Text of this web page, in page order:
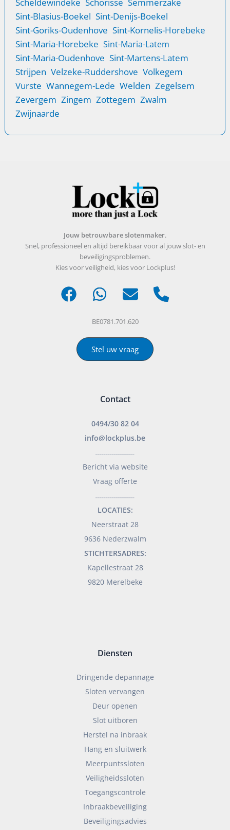
Scheldewindeke Schorisse Semmerzake
Sint-Blasius-Boekel Sint-Denijs-Boekel
Sint-Goriks-Oudenhove Sint-Kornelis-Horebeke
Sint-Maria-Horebeke Sint-Maria-Latem
Sint-Maria-Oudenhove Sint-Martens-Latem
Strijpen Velzeke-Ruddershove Volkegem
Vurste Wannegem-Lede Welden Zegelsem
Zevergem Zingem Zottegem Zwalm
Zwijnaarde
Jouw betrouwbare slotenmaker.
Snel, professioneel en altijd bereikbaar voor al jouw slot- en
beveiligingsproblemen.
Kies voor veiligheid, kies voor Lockplus!
BE0781.701.620
Stel uw vraag
Contact
0494/30 82 04
info@lockplus.be
Bericht via website
Vraag offerte
LOCATIES:
Neerstraat 28
9636 Nederzwalm
STICHTERSADRES:
Kapellestraat 28
9820 Merelbeke
Diensten
Dringende depannage
Sloten vervangen
Deur openen
Slot uitboren
Herstel na inbraak
Hang en sluitwerk
Meerpuntssloten
Veiligheidssloten
Toegangscontrole
Inbraakbeveiliging
Beveiligingsadvies